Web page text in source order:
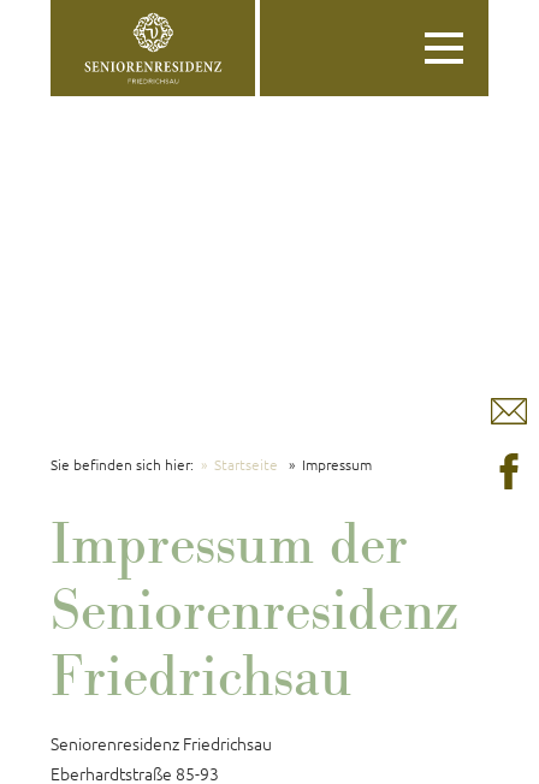
Toggle
Sie befinden sich hier: Startseite Impressum
Impressum der
Seniorenresidenz
Friedrichsau
Seniorenresidenz Friedrichsau
Eberhardtstraße 85-93